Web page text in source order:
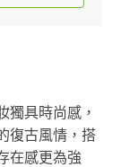
獨具時尚感，
復古風情，搭
在感更為強